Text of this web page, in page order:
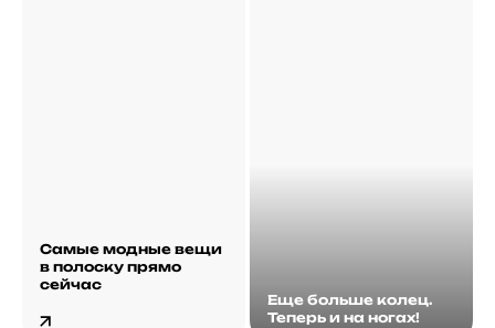
Самые модные вещи
в полоску прямо
сейчас
Еще больше колец.
Теперь и на ногах!